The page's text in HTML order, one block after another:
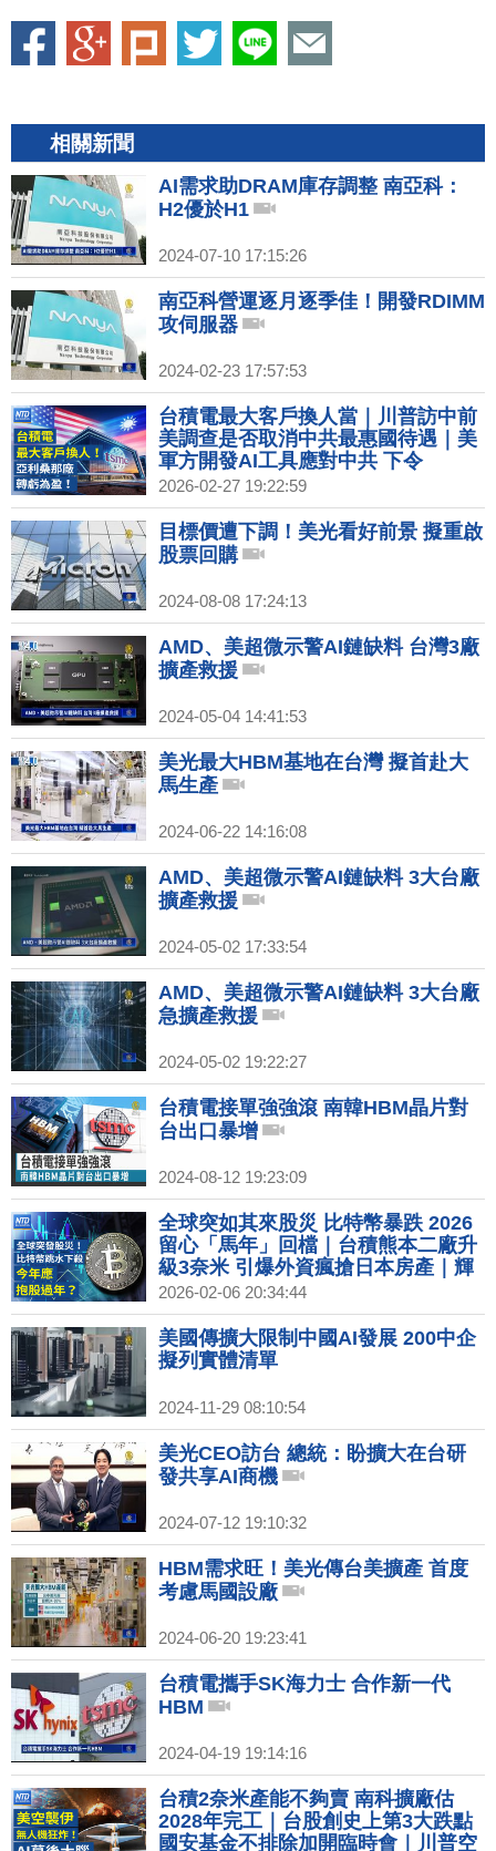
相關新聞
AI需求助DRAM庫存調整 南亞科：
H2優於H1
2024-07-10 17:15:26
南亞科營運逐月逐季佳！開發RDIMM
攻伺服器
2024-02-23 17:57:53
台積電最大客戶換人當｜川普訪中前
美調查是否取消中共最惠國待遇｜美
軍方開發AI工具應對中共 下令
Anthropic期限內配合｜Netflix退出
華納兄弟競購！派拉蒙超級帝國成
形？
2026-02-27 19:22:59
目標價遭下調！美光看好前景 擬重啟
股票回購
2024-08-08 17:24:13
AMD、美超微示警AI鏈缺料 台灣3廠
擴產救援
2024-05-04 14:41:53
美光最大HBM基地在台灣 擬首赴大
馬生產
2024-06-22 14:16:08
AMD、美超微示警AI鏈缺料 3大台廠
擴產救援
2024-05-02 17:33:54
AMD、美超微示警AI鏈缺料 3大台廠
急擴產救援
2024-05-02 19:22:27
台積電接單強強滾 南韓HBM晶片對
台出口暴增
2024-08-12 19:23:09
全球突如其來股災 比特幣暴跌 2026
留心「馬年」回檔｜台積熊本二廠升
級3奈米 引爆外資瘋搶日本房產｜輝
達北士科權利金122億 北市府：最快
11日簽約｜時尚之都的冬季奧運 代表
隊服展現各國時尚力
2026-02-06 20:34:44
美國傳擴大限制中國AI發展 200中企
擬列實體清單
2024-11-29 08:10:54
美光CEO訪台 總統：盼擴大在台研
發共享AI商機
2024-07-12 19:10:32
HBM需求旺！美光傳台美擴產 首度
考慮馬國設廠
2024-06-20 19:23:41
台積電攜手SK海力士 合作新一代
HBM
2024-04-19 19:14:16
台積2奈米產能不夠賣 南科擴廠估
2028年完工｜台股創史上第3大跌點
國安基金不排除加開臨時會｜川普空